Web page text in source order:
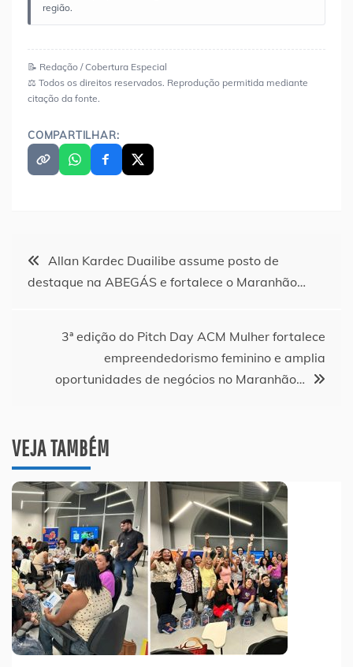
região.
📝 Redação / Cobertura Especial
⚖️ Todos os direitos reservados. Reprodução permitida mediante
citação da fonte.
COMPARTILHAR:
Navegação
Allan Kardec Duailibe assume posto de
destaque na ABEGÁS e fortalece o Maranhão…
3ª edição do Pitch Day ACM Mulher fortalece
empreendedorismo feminino e amplia
oportunidades de negócios no Maranhão…
VEJA TAMBÉM